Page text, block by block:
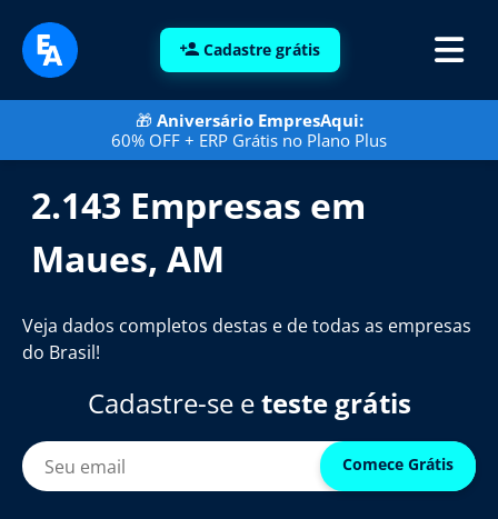
Cadastre grátis
🎁 Aniversário EmpresAqui:
60% OFF + ERP Grátis no Plano Plus
2.143 Empresas em
Maues, AM
Veja dados completos destas e de todas as empresas
do Brasil!
Cadastre-se eteste grátis
Comece Grátis